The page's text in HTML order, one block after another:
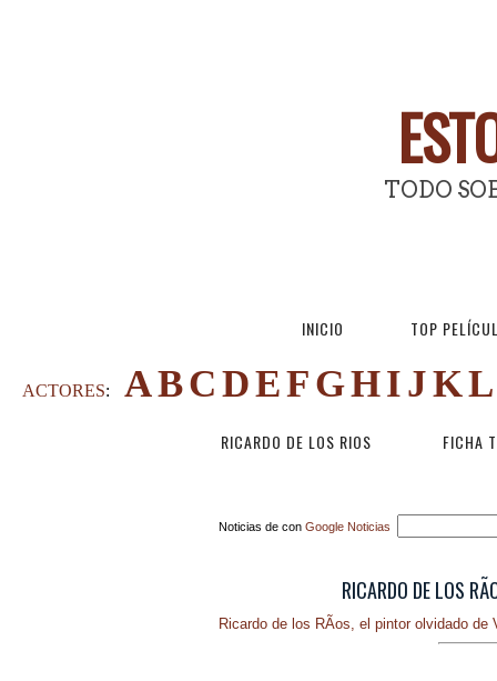
TODO
INICIO TOP
ACTORES: ABCDEFGHIJKL
RICARDO DE LOS RIOS FICHA
Noticias de con Google Noticias
RICARDO DE LOS
Ricardo de los RÃ­os, el pintor olvidado de